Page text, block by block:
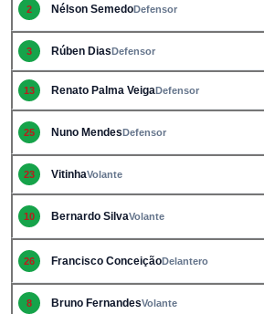
2 Nélson SemedoDefensor
3 Rúben DiasDefensor
13 Renato Palma VeigaDefensor
25 Nuno MendesDefensor
23 VitinhaVolante
10 Bernardo SilvaVolante
26 Francisco ConceiçãoDelantero
8 Bruno FernandesVolante